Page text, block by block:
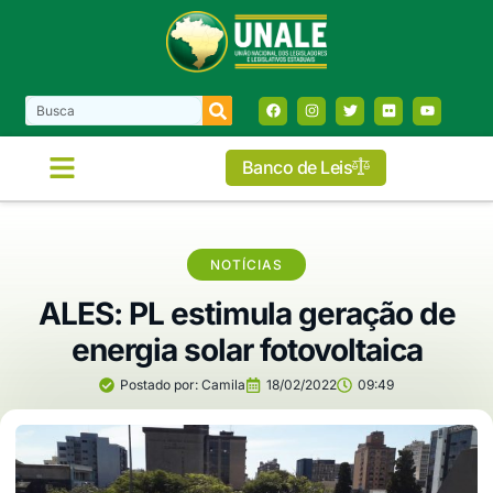
Banco de Leis
NOTÍCIAS
ALES: PL estimula geração de
energia solar fotovoltaica
Postado por: Camila 18/02/2022 09:49